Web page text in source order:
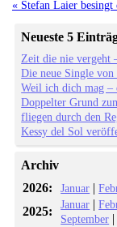
« Stefan Laier besingt
Neueste 5
Zeit die nie vergeht
Die neue Single
Weil ich dich mag –
Doppelter Grund
fliegen durch den
Kessy del Sol
Archiv
2026:
Januar |
2025: Januar |
September